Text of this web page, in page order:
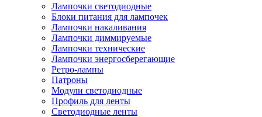
Лампочки светодиодные
Блоки питания для лампочек
Лампочки накаливания
Лампочки диммируемые
Лампочки технические
Лампочки энергосберегающие
Ретро-лампы
Патроны
Модули светодиодные
Профиль для ленты
Светодиодные ленты